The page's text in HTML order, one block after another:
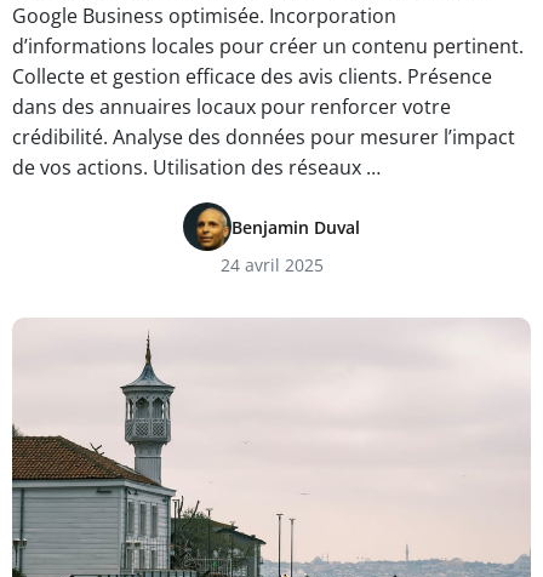
Google Business optimisée. Incorporation
d’informations locales pour créer un contenu pertinent.
Collecte et gestion efficace des avis clients. Présence
dans des annuaires locaux pour renforcer votre
crédibilité. Analyse des données pour mesurer l’impact
de vos actions. Utilisation des réseaux …
Benjamin Duval
24 avril 2025